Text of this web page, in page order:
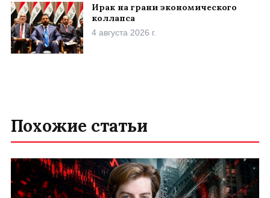
Ирак на грани экономического
коллапса
4 августа 2026 г.
Похожие статьи